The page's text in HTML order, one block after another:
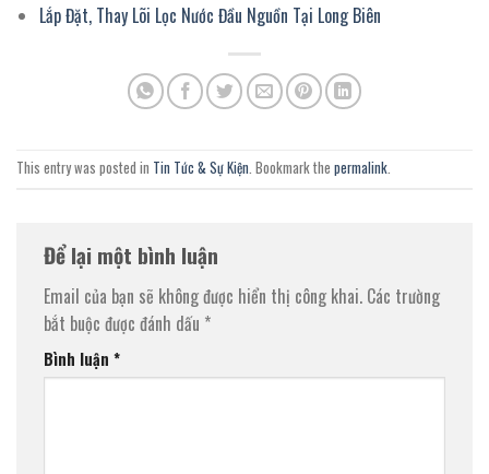
Lắp Đặt, Thay Lõi Lọc Nước Đầu Nguồn Tại Long Biên
This entry was posted in Tin Tức & Sự Kiện. Bookmark the permalink.
Để lại một bình luận
Email của bạn sẽ không được hiển thị công khai. Các trường
bắt buộc được đánh dấu *
Bình luận *